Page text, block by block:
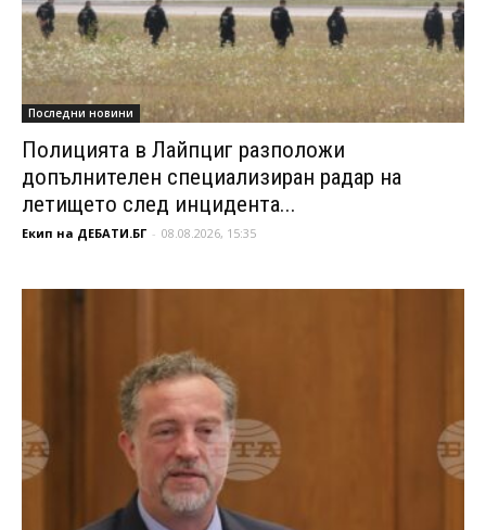
Последни новини
Полицията в Лайпциг разположи
допълнителен специализиран радар на
летището след инцидента...
Екип на ДЕБАТИ.БГ - 08.08.2026, 15:35